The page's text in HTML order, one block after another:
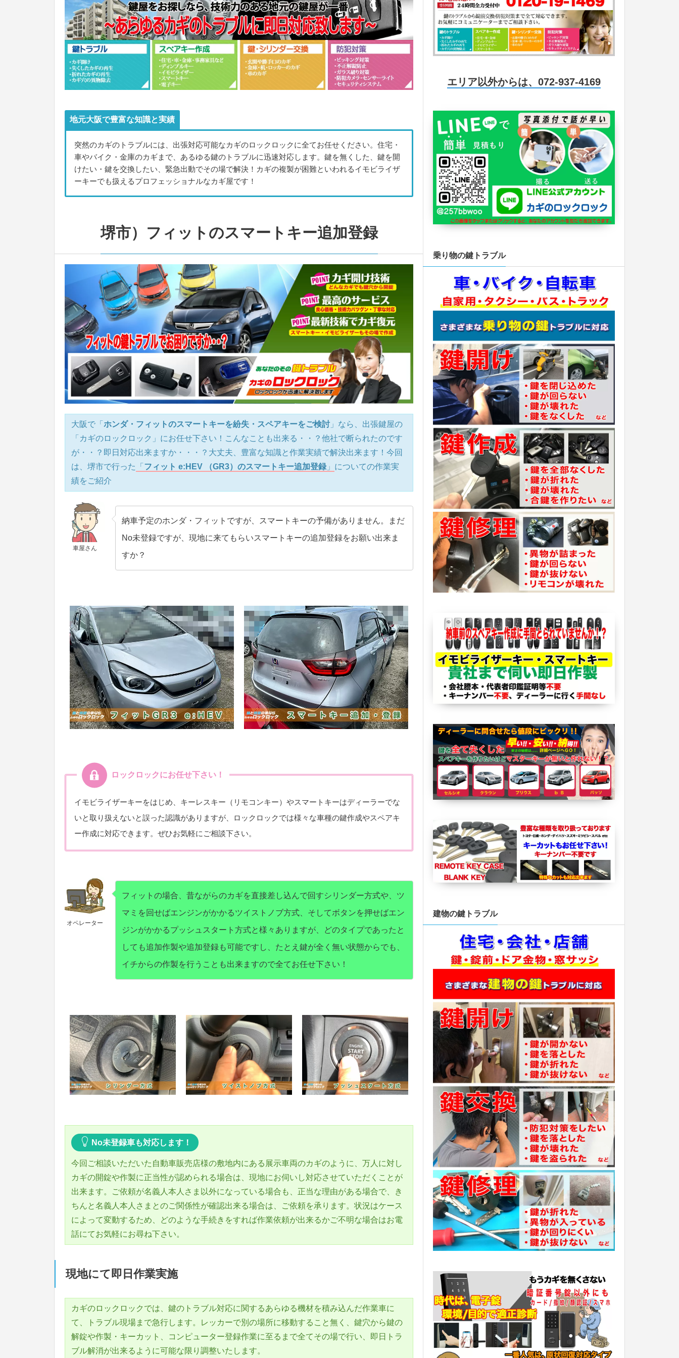
地元大阪で豊富な知識と実績
突然のカギのトラブルには、出張対応可能なカギのロックロックに全てお任せください。住宅・
車やバイク・金庫のカギまで、あるゆる鍵のトラブルに迅速対応します。鍵を無くした、鍵を開
けたい・鍵を交換したい、緊急出動でその場で解決！カギの複製が困難といわれるイモビライザ
ーキーでも扱えるプロフェッショナルなカギ屋です！
堺市）フィットのスマートキー追加登録
大阪で「 ホンダ・フィットのスマートキーを紛失・スペアキーをご検討 」なら、出張鍵屋の
「カギのロックロック」にお任せ下さい！こんなことも出来る・・？他社で断られたのです
が・・？即日対応出来ますか・・・？大丈夫、豊富な知識と作業実績で解決出来ます！今回
は、堺市で行った
「 フィット e:HEV （GR3）のスマートキー追加登録 」 についての作業実
績をご紹介
車屋さん
納車予定のホンダ・フィットですが、スマートキーの予備がありません。まだ
No未登録ですが、現地に来てもらいスマートキーの追加登録をお願い出来ま
すか？
ロックロックにお任せ下さい！
イモビライザーキーをはじめ、キーレスキー（リモコンキー）やスマートキーはディーラーでな
いと取り扱えないと誤った認識がありますが、ロックロックでは様々な車種の鍵作成やスペアキ
ー作成に対応できます。ぜひお気軽にご相談下さい。
オペレーター
フィットの場合、昔ながらのカギを直接差し込んで回すシリンダー方式や、ツ
マミを回せばエンジンがかかるツイストノブ方式、そしてボタンを押せばエン
ジンがかかるプッシュスタート方式と様々ありますが、どのタイプであったと
しても追加作製や追加登録も可能ですし、たとえ鍵が全く無い状態からでも、
イチからの作製を行うことも出来ますので全てお任せ下さい！
No未登録車も対応します！
今回ご相談いただいた自動車販売店様の敷地内にある展示車両のカギのように、万人に対し
カギの開錠や作製に正当性が認められる場合は、現地にお伺いし対応させていただくことが
出来ます。ご依頼が名義人本人さま以外になっている場合も、正当な理由がある場合で、き
ちんと名義人本人さまとのご関係性が確認出来る場合は、ご依頼を承ります。状況はケース
によって変動するため、どのような手続きをすれば作業依頼が出来るかご不明な場合はお電
話にてお気軽にお尋ね下さい。
現地にて即日作業実施
カギのロックロックでは、鍵のトラブル対応に関するあらゆる機材を積み込んだ作業車に
て、トラブル現場まで急行します。レッカーで別の場所に移動すること無く、鍵穴から鍵の
解錠や作製・キーカット、コンピューター登録作業に至るまで全てその場で行い、即日トラ
ブル解消が出来るように可能な限り調整いたします。
エリア以外からは、072-937-4169
乗り物の鍵トラブル
建物の鍵トラブル